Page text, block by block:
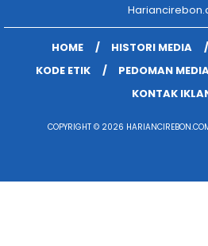
HOME HISTORI MEDIA
KODE ETIK
PEDOMAN
KONTAK
COPYRIGHT © 2026